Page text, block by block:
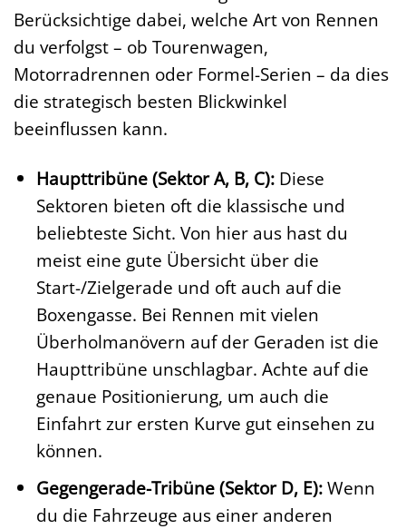
Berücksichtige dabei, welche Art von Rennen
du verfolgst – ob Tourenwagen,
Motorradrennen oder Formel-Serien – da dies
die strategisch besten Blickwinkel
beeinflussen kann.
Haupttribüne (Sektor A, B, C):Diese
Sektoren bieten oft die klassische und
beliebteste Sicht. Von hier aus hast du
meist eine gute Übersicht über die
Start-/Zielgerade und oft auch auf die
Boxengasse. Bei Rennen mit vielen
Überholmanövern auf der Geraden ist die
Haupttribüne unschlagbar. Achte auf die
genaue Positionierung, um auch die
Einfahrt zur ersten Kurve gut einsehen zu
können.
Gegengerade-Tribüne (Sektor D, E):Wenn
du die Fahrzeuge aus einer anderen